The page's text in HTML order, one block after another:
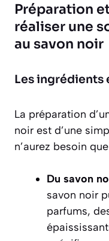
Préparation
réaliser une
au savon noir
Les ingrédients
La préparation
noir est d’une
n’aurez besoin
Du savon
savon noir
parfums,